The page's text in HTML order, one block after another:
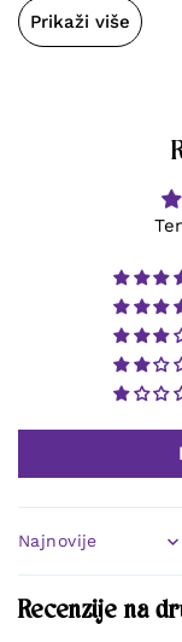
Prikaži više
Sort by
Recenzije na